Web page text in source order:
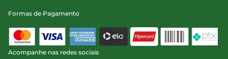
Formas de Pagamento
Acompanhe nas redes sociais